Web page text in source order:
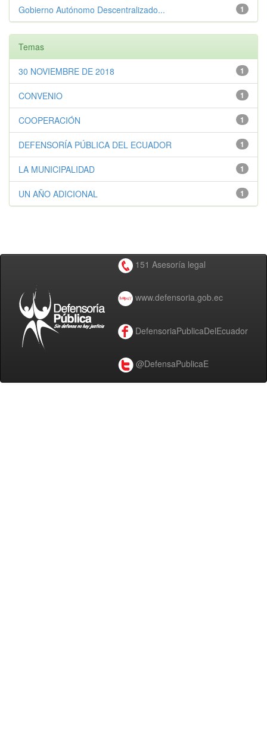
1
Gobierno Autónomo Descentralizado...
Temas
1
30 NOVIEMBRE DE 2018
1
CONVENIO
1
COOPERACIÓN
1
DEFENSORÍA PÚBLICA DEL ECUADOR
1
LA MUNICIPALIDAD
1
UN AÑO ADICIONAL
151 Asesoría legal
www.defensoria.gob.ec
DefensoriaPublicaDelEcuador
@DefensaPublicaE